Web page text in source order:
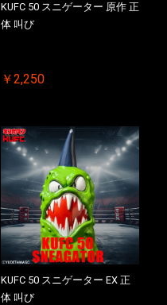
カートへ進む
KUFC 50 スニゲーター 原作 正
体 叫び
￥2,250
KUFC 50 スニゲーター EX 正
体 叫び